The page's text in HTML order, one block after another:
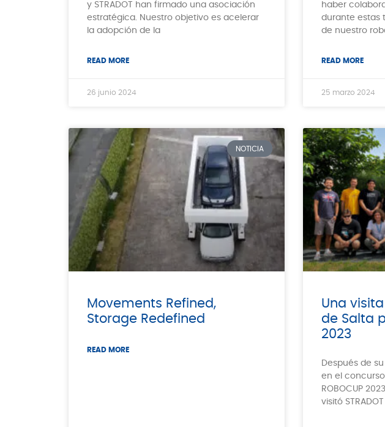
y STRADOT han firmado una asociación
estratégica. Nuestro objetivo es acelerar
la adopción de la
READ MORE
26 junio 2024
haber
durante estas
de nuestro
READ MORE
25 marzo 2024
NOTICIA
Movements Refined,
Storage Redefined
READ MORE
Una
de Salta
2023
Después de
en el
ROBOCUP
visitó